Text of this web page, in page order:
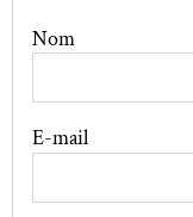
Nom
E-mail